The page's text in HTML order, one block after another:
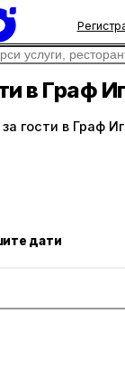
в Граф
гости в Граф
дати